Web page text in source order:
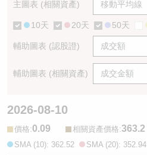
主圖表 (相關資產)
10天 20天 50天
輔助圖表 (認股證)
輔助圖表 (相關資產)
2026-08-10
價格:0.09 相關資產價格:363.2
SMA (10): 362.52 SMA (20): 352.94